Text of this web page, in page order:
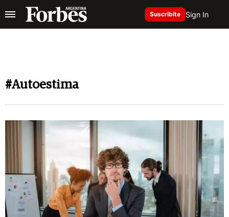
Suscribite Sign In
#Autoestima